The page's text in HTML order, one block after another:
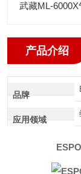
武藏ML-
产品介绍
品牌
应用领域